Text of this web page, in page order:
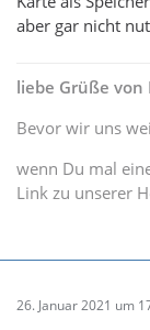
aber gar nicht
liebe Grüße
Bevor wir uns
wenn Du mal
Link zu unserer
26. Januar 2021 um